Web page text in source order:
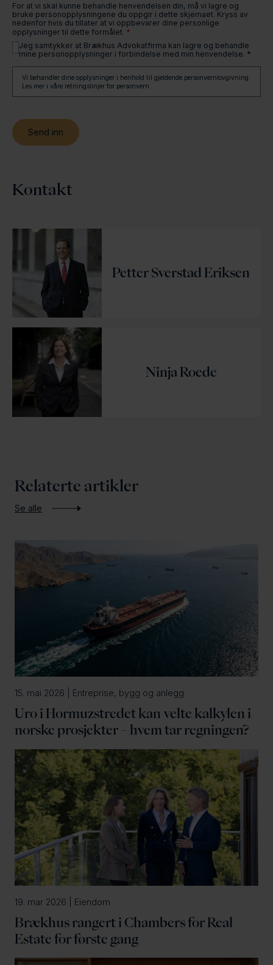
For at vi skal kunne behandle henvendelsen din, må vi lagre og
bruke personopplysningene du oppgir i dette skjemaet. Kryss av
nedenfor hvis du tillater at vi oppbevarer dine personlige
opplysninger til dette formålet. *
Jeg samtykker at Brækhus Advokatfirma kan lagre og behandle
mine personopplysninger i forbindelse med min henvendelse. *
Vi behandler dine opplysninger i henhold til gjeldende personvernlovgivning.
Les mer i våre retningslinjer for personvern.
Kontakt
Petter Sverstad Eriksen
Ninja Roede
Relaterte artikler
Se alle
15. mai 2026 | Entreprise, bygg og anlegg
Uro i Hormuzstredet kan velte kalkylen i
norske prosjekter – hvem tar regningen?
19. mar 2026 | Eiendom
Brækhus rangert i Chambers for Real
Estate for første gang